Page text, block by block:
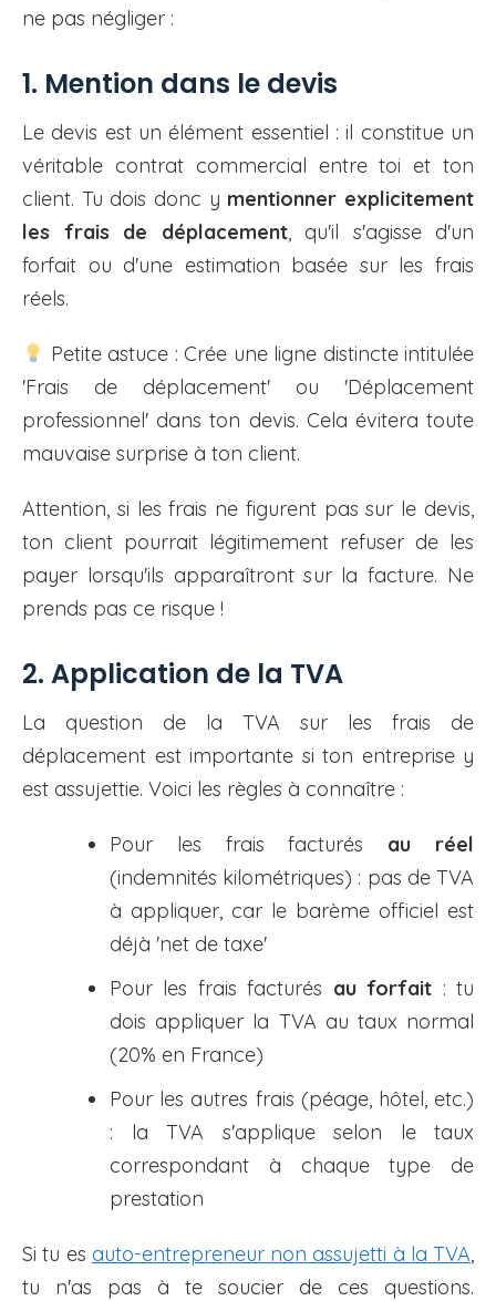
ne pas négliger :
1. Mention dans le devis
Le devis est un élément essentiel : il constitue un
véritable contrat commercial entre toi et ton
client. Tu dois donc y mentionner explicitement
les frais de déplacement, qu'il s'agisse d'un
forfait ou d'une estimation basée sur les frais
réels.
Petite astuce : Crée une ligne distincte intitulée
'Frais de déplacement' ou 'Déplacement
professionnel' dans ton devis. Cela évitera toute
mauvaise surprise à ton client.
Attention, si les frais ne figurent pas sur le devis,
ton client pourrait légitimement refuser de les
payer lorsqu'ils apparaîtront sur la facture. Ne
prends pas ce risque !
2. Application de la TVA
La question de la TVA sur les frais de
déplacement est importante si ton entreprise y
est assujettie. Voici les règles à connaître :
Pour les frais facturés au réel
(indemnités kilométriques) : pas de TVA
à appliquer, car le barème officiel est
déjà 'net de taxe'
Pour les frais facturés au forfait : tu
dois appliquer la TVA au taux normal
(20% en France)
Pour les autres frais (péage, hôtel, etc.)
: la TVA s'applique selon le taux
correspondant à chaque type de
prestation
Si tu es auto-entrepreneur non assujetti à la TVA,
tu n'as pas à te soucier de ces questions.